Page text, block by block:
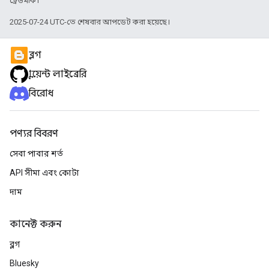
2025-07-24 UTC-তে শেষবার আপডেট করা হয়েছে।
ব্লগ
ক্লায়েন্ট লাইব্রেরি
বিরোধ
পণ্যর বিবরণ
সেবা পাবার শর্ত
API সীমা এবং কোটা
দাম
কানেক্ট করুন
ব্লগ
Bluesky